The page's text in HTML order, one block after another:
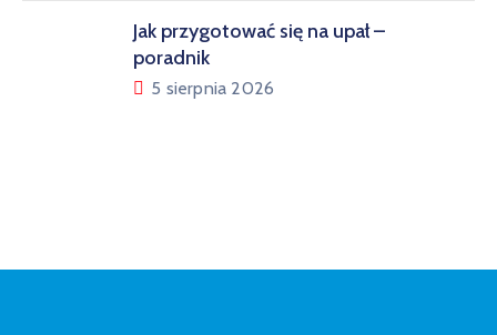
Jak przygotować się na upał –
poradnik
5 sierpnia 2026